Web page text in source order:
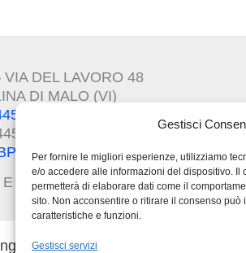
Gestisci
Per fornire le migliori esperienze, utilizziamo
e/o accedere alle informazioni del dispositivo. Il
permetterà di elaborare dati come il
sito. Non acconsentire o ritirare il consenso
caratteristiche e funzioni.
Gestisci servizi
VIA DEL LAVORO 48
DI MALO (VI)
P.I.V.A –IT03217300247